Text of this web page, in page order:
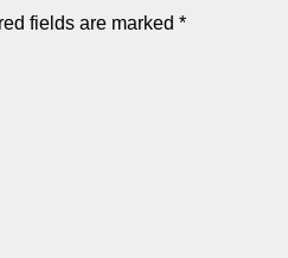
fields are marked *